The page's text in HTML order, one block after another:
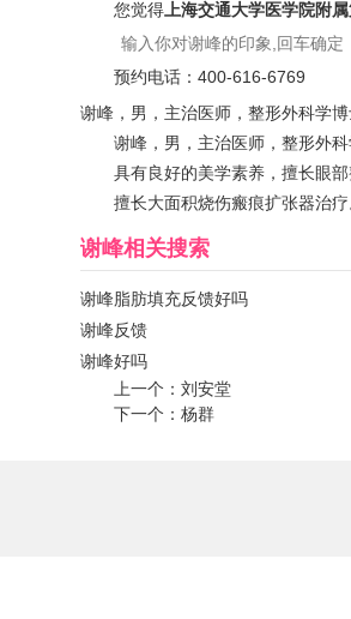
您觉得上海交通大学医学院附
预约电话：400-616-6769
谢峰，男，主治医师，整形外科学
谢峰，男，主治医师，整形外科
具有良好的美学素养，擅长眼部
擅长大面积烧伤瘢痕
谢峰相关搜索
谢峰脂肪填充反馈好吗
谢峰反馈
谢峰好吗
上一个：刘安堂
下一个：杨群